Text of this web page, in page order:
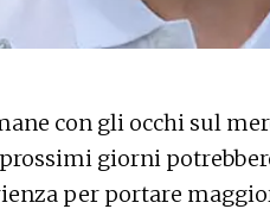
con gli occhi sul
prossimi giorni
per portare